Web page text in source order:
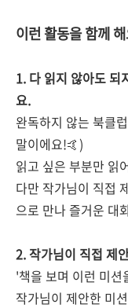
이런 활동을 함께
1. 다 읽지 않아도 되
요.
완독하지 않는 북클
말이에요!🤙)
읽고 싶은 부분만 읽
다만 작가님이 직접
으로 만나 즐거운 대
2. 작가님이 직접 제
'책을 보며 이런 미
작가님이 제안한 미